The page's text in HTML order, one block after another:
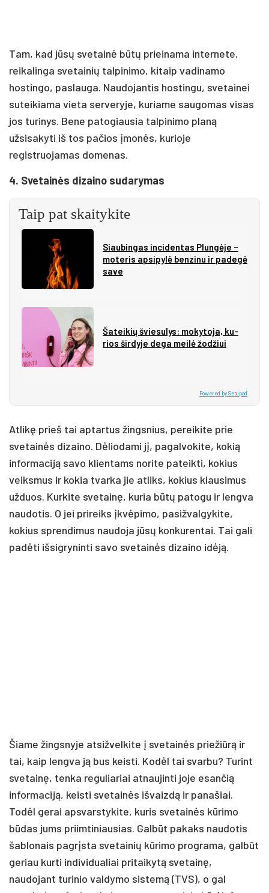
Tam, kad jūsų svetainė būtų prieinama internete,
reikalinga svetainių talpinimo, kitaip vadinamo
hostingo, paslauga. Naudojantis hostingu, svetainei
suteikiama vieta serveryje, kuriame saugomas visas
jos turinys. Bene patogiausia talpinimo planą
užsisakyti iš tos pačios įmonės, kurioje
registruojamas domenas.
4. Svetainės dizaino sudarymas
Taip pat skaitykite
Siau­bin­gas in­ci­den­tas Plun­gė­je –
mo­te­ris ap­si­py­lė ben­zi­nu ir pa­de­gė
sa­ve
Ša­tei­kių švie­su­lys: mo­ky­to­ja, ku­
rios šir­dy­je de­ga mei­lė žo­džiui
Powered by Setupad
Atlikę prieš tai aptartus žingsnius, pereikite prie
svetainės dizaino. Dėliodami jį, pagalvokite, kokią
informaciją savo klientams norite pateikti, kokius
veiksmus ir kokia tvarka jie atliks, kokius klausimus
užduos. Kurkite svetainę, kuria būtų patogu ir lengva
naudotis. O jei prireiks įkvėpimo, pasižvalgykite,
kokius sprendimus naudoja jūsų konkurentai. Tai gali
padėti išsigryninti savo svetainės dizaino idėją.
Šiame žingsnyje atsižvelkite į svetainės priežiūrą ir
tai, kaip lengva ją bus keisti. Kodėl tai svarbu? Turint
svetainę, tenka reguliariai atnaujinti joje esančią
informaciją, keisti svetainės išvaizdą ir panašiai.
Todėl gerai apsvarstykite, kuris svetainės kūrimo
būdas jums priimtiniausias. Galbūt pakaks naudotis
šablonais pagrįsta svetainių kūrimo programa, galbūt
geriau kurti individualiai pritaikytą svetainę,
naudojant turinio valdymo sistemą (TVS), o gal